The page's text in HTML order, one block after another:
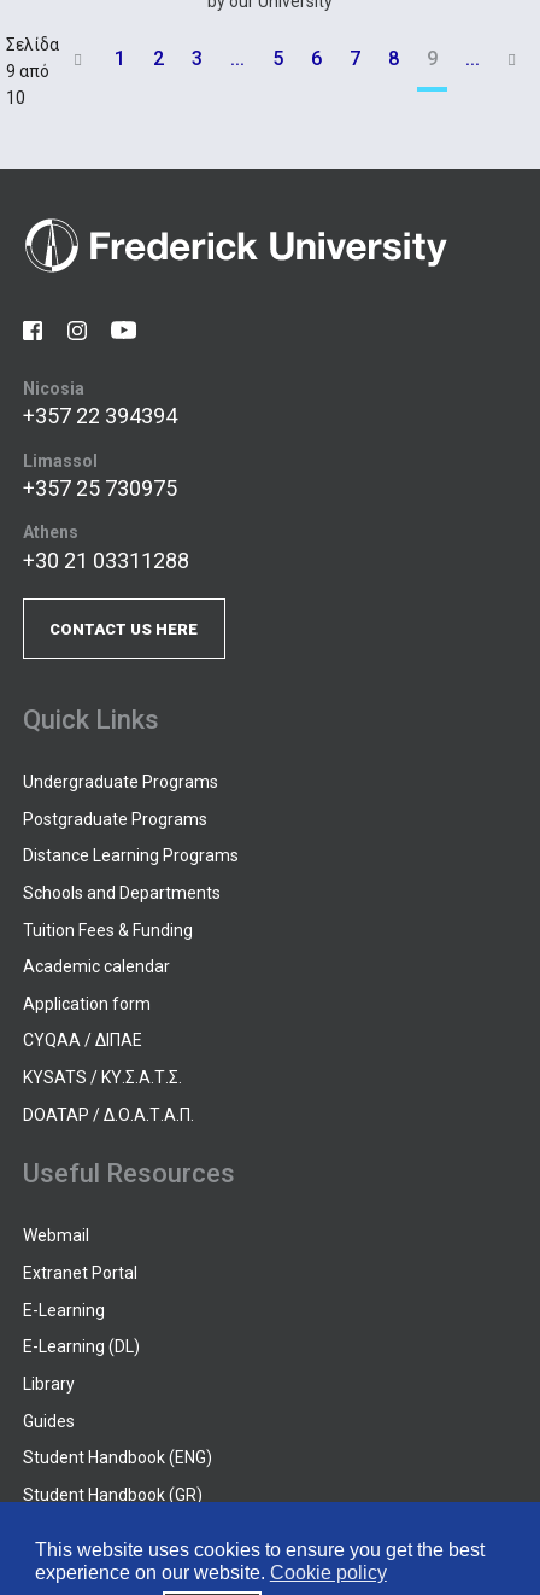
This website uses cookies to ensure you get the best
experience on our website. Cookie policy
Σελίδα
9 από
10
 1 2 3 ... 5 6 7 8 9 ... 
Nicosia
+357 22 394394
Limassol
+357 25 730975
Athens
+30 21 03311288
CONTACT US HERE
Quick Links
Undergraduate Programs
Postgraduate Programs
Distance Learning Programs
Schools and Departments
Tuition Fees & Funding
Academic calendar
Application form
CYQAA / ΔΙΠΑΕ
KYSATS / ΚΥ.Σ.Α.Τ.Σ.
DOATAP / Δ.Ο.Α.Τ.Α.Π.
Useful Resources
Webmail
Extranet Portal
E-Learning
E-Learning (DL)
Library
Guides
Student Handbook (ENG)
Student Handbook (GR)